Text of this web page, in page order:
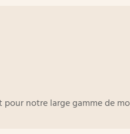
notre large gamme de